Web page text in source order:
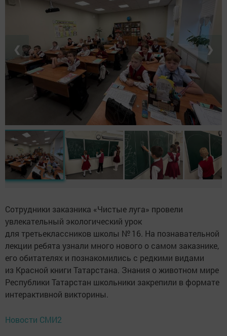
❮ ❯
Сотрудники заказника «Чистые луга» провели
увлекательный экологический урок
для третьеклассников школы № 16. На познавательной
лекции ребята узнали много нового о самом заказнике,
его обитателях и познакомились с редкими видами
из Красной книги Татарстана. Знания о животном мире
Республики Татарстан школьники закрепили в формате
интерактивной викторины.
Новости СМИ2